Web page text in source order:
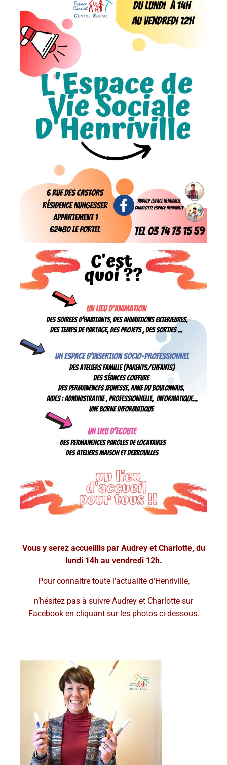
Vous y serez accueillis par Audrey et Charlotte, du
lundi 14h au vendredi 12h.
Pour connaitre toute l’actualité d’Henriville,
n’hésitez pas à suivre Audrey et Charlotte sur
Facebook en cliquant sur les photos ci-dessous.